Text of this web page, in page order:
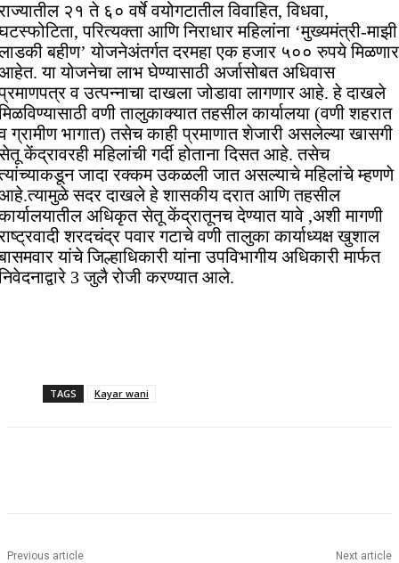
२१ ते ६० वर्षे वयोगटातील विवाहित, विधवा,
परित्यक्ता आणि निराधार महिलांना ‘मुख्यमंत्री-माझी
बहीण’ योजनेअंतर्गत दरमहा एक हजार ५०० रुपये मिळणार
या योजनेचा लाभ घेण्यासाठी अर्जासोबत अधिवास
व उत्पन्नाचा दाखला जोडावा लागणार आहे. हे दाखले
वणी तालुकाक्यात तहसील कार्यालया (वणी शहरात
ग्रामीण भागात) तसेच काही प्रमाणात शेजारी असलेल्या खासगी
केंद्रावरही महिलांची गर्दी होताना दिसत आहे. तसेच
जादा रक्कम उकळली जात असल्याचे महिलांचे म्हणणे
सदर दाखले हे शासकीय दरात आणि तहसील
अधिकृत सेतू केंद्रातूनच देण्यात यावे ,अशी मागणी
शरदचंद्र पवार गटाचे वणी तालुका कार्याध्यक्ष खुशाल
यांचे जिल्हाधिकारी यांना उपविभागीय अधिकारी मार्फत
3 जुलै रोजी करण्यात आले.
TAGS Kayar wani
Previous article Next article